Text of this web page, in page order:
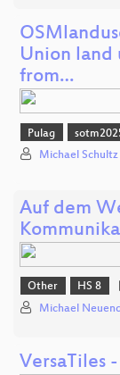
Union land
from…
Pulag
Michael Schultz
Auf dem
Other HS 8
Michael
VersaTiles